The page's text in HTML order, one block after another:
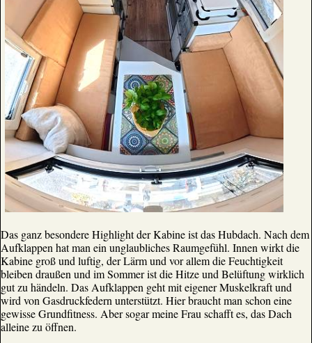
Das ganz besondere Highlight der Kabine ist das Hubdach. Nach dem
Aufklappen hat man ein unglaubliches Raumgefühl. Innen wirkt die
Kabine groß und luftig, der Lärm und vor allem die Feuchtigkeit
bleiben draußen und im Sommer ist die Hitze und Belüftung wirklich
gut zu händeln. Das Aufklappen geht mit eigener Muskelkraft und
wird von Gasdruckfedern unterstützt. Hier braucht man schon eine
gewisse Grundfitness. Aber sogar meine Frau schafft es, das Dach
alleine zu öffnen.